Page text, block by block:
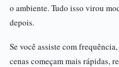
o ambiente. Tudo isso virou
depois.
Se você assiste com
cenas começam mais rápidas,